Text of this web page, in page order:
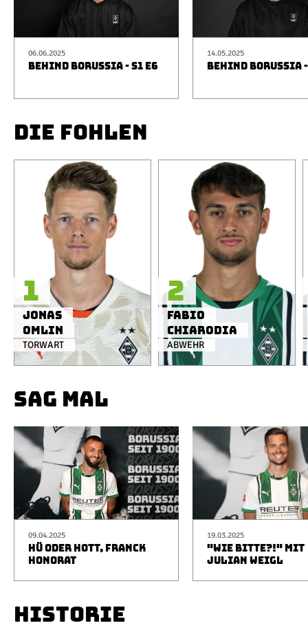
06.06.2025
BEHIND BORUSSIA - S1 E6
14.05.2025
BEHIND BORUSSIA
DIE FOHLEN
TORWART
Jonas
Omlin
1
ABWEHR
Fabio
Chiarodia
2
SAG MAL
09.04.2025
HÜ ODER HOTT, FRANCK
HONORAT
19.03.2025
"WIE BITTE?!" MIT
JULIAN WEIGL
HISTORIE